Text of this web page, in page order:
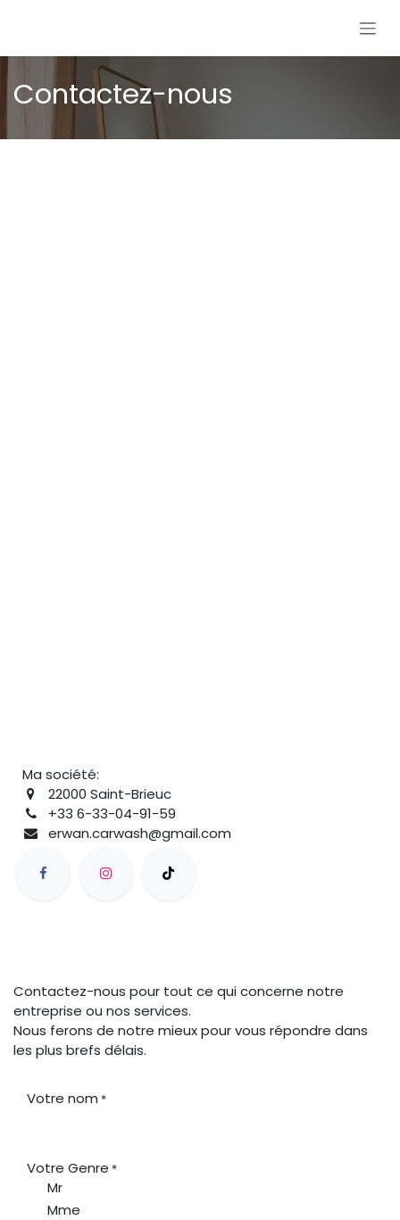
Contactez-nous
Ma société:
22000 Saint-Brieuc
+33 6-33-04-91-59
erwan.carwash@gmail.com
Contactez-nous pour tout ce qui concerne notre
entreprise ou nos services.
Nous ferons de notre mieux pour vous répondre dans
les plus brefs délais.
Votre nom *
Votre Genre *
Mr
Mme